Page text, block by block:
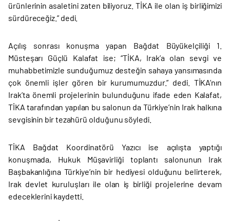
ürünlerinin asaletini zaten biliyoruz. TİKA ile olan iş birliğimizi
sürdüreceğiz.” dedi.
Açılış sonrası konuşma yapan Bağdat Büyükelçiliği 1.
Müsteşarı Güçlü Kalafat ise; “TİKA, Irak’a olan sevgi ve
muhabbetimizle sunduğumuz desteğin sahaya yansımasında
çok önemli işler gören bir kurumumuzdur.” dedi. TİKA’nın
Irak’ta önemli projelerinin bulunduğunu ifade eden Kalafat,
TİKA tarafından yapılan bu salonun da Türkiye’nin Irak halkına
sevgisinin bir tezahürü olduğunu söyledi.
TİKA Bağdat Koordinatörü Yazıcı ise açılışta yaptığı
konuşmada, Hukuk Müşavirliği toplantı salonunun Irak
Başbakanlığına Türkiye’nin bir hediyesi olduğunu belirterek,
Irak devlet kuruluşları ile olan iş birliği projelerine devam
edeceklerini kaydetti.